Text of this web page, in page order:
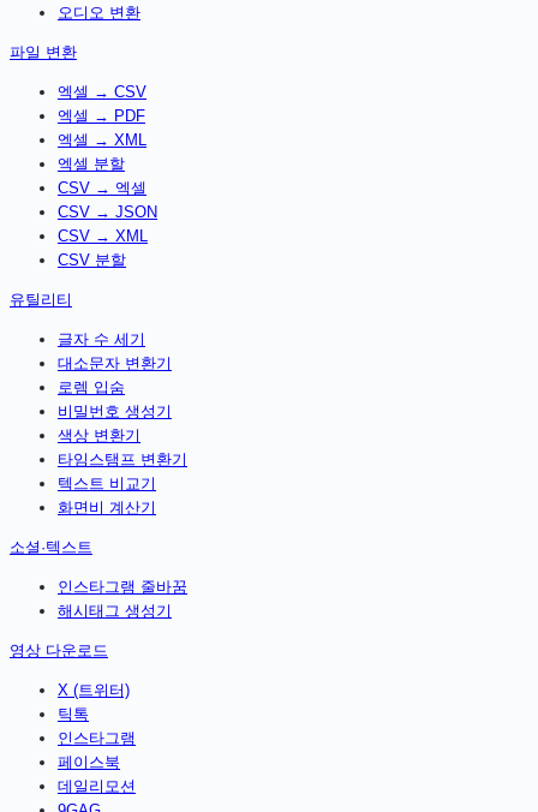
오디오 변환
파일 변환
엑셀 → CSV
엑셀 → PDF
엑셀 → XML
엑셀 분할
CSV → 엑셀
CSV → JSON
CSV → XML
CSV 분할
유틸리티
글자 수 세기
대소문자 변환기
로렘 입숨
비밀번호 생성기
색상 변환기
타임스탬프 변환기
텍스트 비교기
화면비 계산기
소셜·텍스트
인스타그램 줄바꿈
해시태그 생성기
영상 다운로드
X (트위터)
틱톡
인스타그램
페이스북
데일리모션